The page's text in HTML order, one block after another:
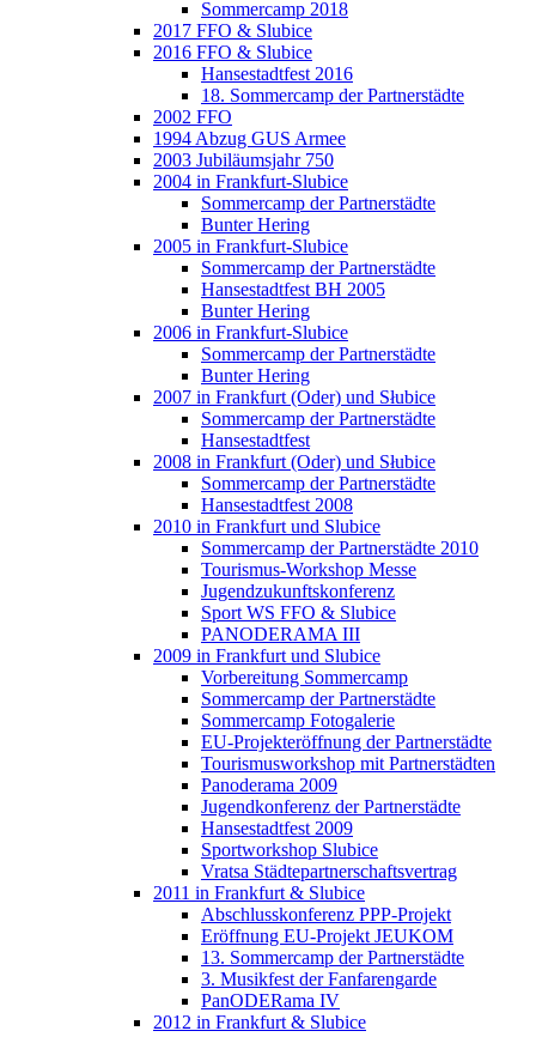
Sommercamp 2018
2017 FFO & Slubice
2016 FFO & Slubice
Hansestadtfest 2016
18. Sommercamp der Partnerstädte
2002 FFO
1994 Abzug GUS Armee
2003 Jubiläumsjahr 750
2004 in Frankfurt-Slubice
Sommercamp der Partnerstädte
Bunter Hering
2005 in Frankfurt-Slubice
Sommercamp der Partnerstädte
Hansestadtfest BH 2005
Bunter Hering
2006 in Frankfurt-Slubice
Sommercamp der Partnerstädte
Bunter Hering
2007 in Frankfurt (Oder) und Słubice
Sommercamp der Partnerstädte
Hansestadtfest
2008 in Frankfurt (Oder) und Słubice
Sommercamp der Partnerstädte
Hansestadtfest 2008
2010 in Frankfurt und Slubice
Sommercamp der Partnerstädte 2010
Tourismus-Workshop Messe
Jugendzukunftskonferenz
Sport WS FFO & Slubice
PANODERAMA III
2009 in Frankfurt und Slubice
Vorbereitung Sommercamp
Sommercamp der Partnerstädte
Sommercamp Fotogalerie
EU-Projekteröffnung der Partnerstädte
Tourismusworkshop mit Partnerstädten
Panoderama 2009
Jugendkonferenz der Partnerstädte
Hansestadtfest 2009
Sportworkshop Slubice
Vratsa Städtepartnerschaftsvertrag
2011 in Frankfurt & Slubice
Abschlusskonferenz PPP-Projekt
Eröffnung EU-Projekt JEUKOM
13. Sommercamp der Partnerstädte
3. Musikfest der Fanfarengarde
PanODERama IV
2012 in Frankfurt & Slubice